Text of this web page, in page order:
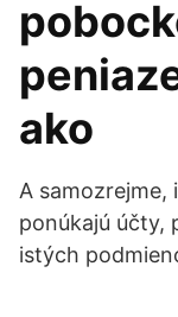
ako
A samozrejme,
ponúkajú účty,
istých